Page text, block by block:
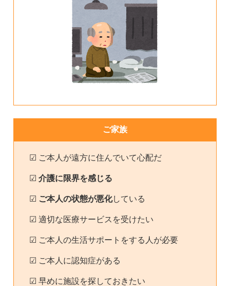
ご家族
☑ ご本人が遠方に住んでいて心配だ
☑ 介護に限界を感じる
☑ ご本人の状態が悪化している
☑ 適切な医療サービスを受けたい
☑ ご本人の生活サポートをする人が必要
☑ ご本人に認知症がある
☑ 早めに施設を探しておきたい